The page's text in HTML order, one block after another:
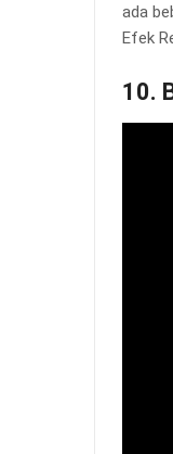
ada
Efek
10.